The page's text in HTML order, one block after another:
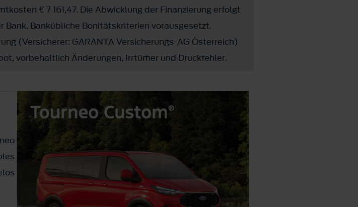
€ 7 161,47. Die Abwicklung der Finanzierung erfolgt
Bank. Bankübliche Bonitätskriterien vorausgesetzt.
(Versicherer: GARANTA Versicherungs-AG Österreich)
vorbehaltlich Änderungen, Irrtümer und Druckfehler.